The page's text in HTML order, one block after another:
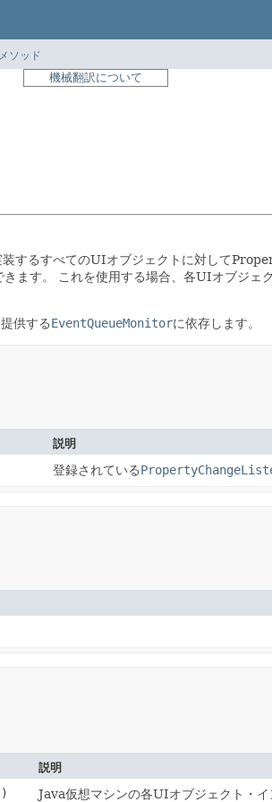
メソッド
機械翻訳について
装するすべてのUIオブジェクトに対して
ます。
これを使用する場合、各UIオブジェ
供するEventQueueMonitorに依存します。
説明
登録されている
説明
Java仮想マシンの各UIオブジェクト・